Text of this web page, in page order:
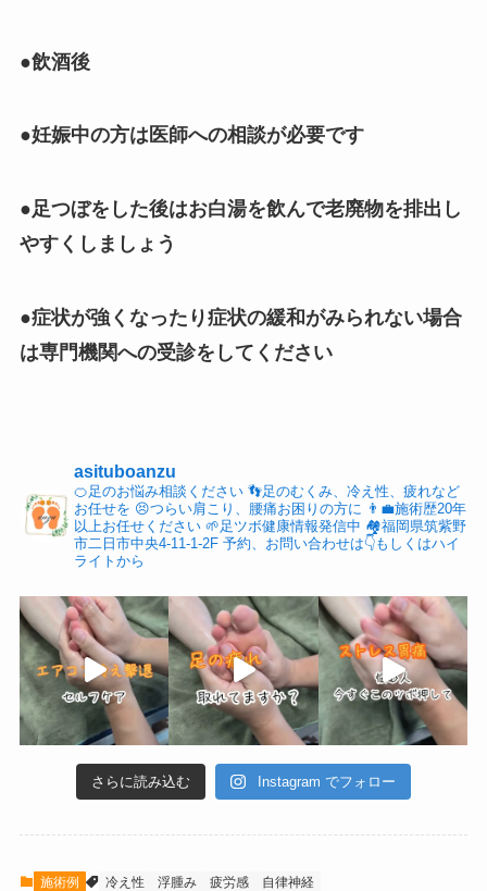
●飲酒後
●妊娠中の方は医師への相談が必要です
●足つぼをした後はお白湯を飲んで老廃物を排出し
やすくしましょう
●症状が強くなったり症状の緩和がみられない場合
は専門機関への受診をしてください
asituboanzu
🍊足のお悩み相談ください👣足のむくみ、冷え性、疲れなど
お任せを 😣つらい肩こり、腰痛お困りの方に 👨‍💼施術歴20年
以上お任せください🌱足ツボ健康情報発信中 🏘福岡県筑紫野
市二日市中央4-11-1-2F予約、お問い合わせは👇もしくはハイ
ライトから
さらに読み込む Instagram でフォロー
施術例 冷え性 浮腫み 疲労感 自律神経